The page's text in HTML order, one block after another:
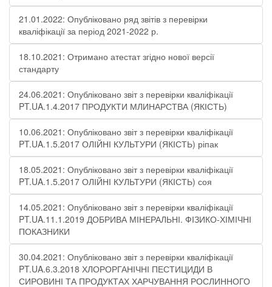
21.01.2022: Опубліковано ряд звітів з перевірки
кваліфікації за період 2021-2022 р.
18.10.2021: Отримано атестат згідно нової версії
стандарту
24.06.2021: Опубліковано звіт з перевірки кваліфікації
PT.UA.1.4.2017 ПРОДУКТИ МЛИНАРСТВА (ЯКІСТЬ)
10.06.2021: Опубліковано звіт з перевірки кваліфікації
PT.UA.1.5.2017 ОЛІЙНІ КУЛЬТУРИ (ЯКІСТЬ) ріпак
18.05.2021: Опубліковано звіт з перевірки кваліфікації
PT.UA.1.5.2017 ОЛІЙНІ КУЛЬТУРИ (ЯКІСТЬ) соя
14.05.2021: Опубліковано звіт з перевірки кваліфікації
PT.UA.11.1.2019 ДОБРИВА МІНЕРАЛЬНІ. ФІЗИКО-ХІМІЧНІ
ПОКАЗНИКИ
30.04.2021: Опубліковано звіт з перевірки кваліфікації
PT.UA.6.3.2018 ХЛОРОРГАНІЧНІ ПЕСТИЦИДИ В
СИРОВИНІ ТА ПРОДУКТАХ ХАРЧУВАННЯ РОСЛИННОГО